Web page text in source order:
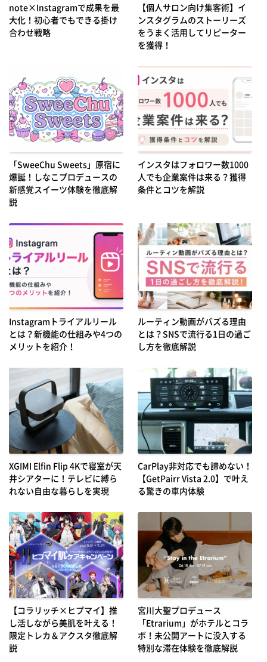
note×Instagramで成果を最
大化！初心者でもできる掛け
合わせ戦略
【個人サロン向け集客術】イ
ンスタグラムのストーリーズ
をうまく活用してリピーター
を獲得！
「SweeChu Sweets」原宿に
爆誕！しなこプロデュースの
新感覚スイーツ体験を徹底解
説
インスタはフォロワー数1000
人でも企業案件は来る？獲得
条件とコツを解説
Instagramトライアルリール
とは？新機能の仕組みや4つの
メリットを紹介！
ルーティン動画がバズる理由
とは？SNSで流行る1日の過ご
し方を徹底解説
XGIMI Elfin Flip 4Kで寝室が天
井シアターに！テレビに縛ら
れない自由な暮らしを実現
CarPlay非対応でも諦めない！
【GetPairr Vista 2.0】で叶え
る驚きの車内体験
【コラリッチ×ヒプマイ】推
し活しながら美肌を叶える！
限定トレカ＆アクスタ徹底解
説
宮川大聖プロデュース
「Etrarium」がホテルとコラ
ボ！未公開アートに没入する
特別な滞在体験を徹底解説